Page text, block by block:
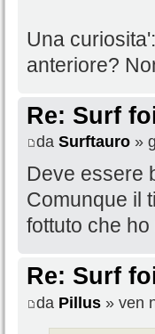
Una
anteriore?
Re: Surf
da Surftauro »
Deve essere
Comunque il
fottuto che
Re: Surf
da Pillus » ven